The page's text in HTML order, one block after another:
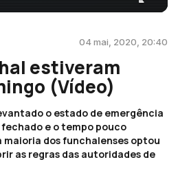
04 mai, 2020, 20:40
estiveram
(Vídeo)
o estado de emergência
e o tempo pouco
maioria dos funchalenses optou
as regras das autoridades de